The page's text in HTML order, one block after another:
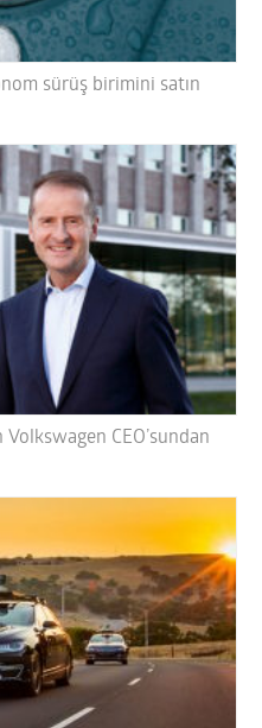
sürüş birimini satın
CEO’sundan